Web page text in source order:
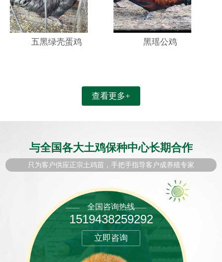
五黑绿壳蛋鸡 黑瑶公鸡
查看更多+
与全国各大土鸡保种中心长期合作
只为客户供应正宗土鸡苗，手把手指导客户成养殖专家
全国咨询热线
1519438259292
立即咨询